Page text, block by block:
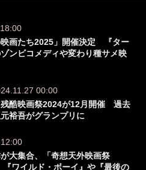
映画たち2025」開催決定 『ター
ンビコメディや変わり種サメ映
00:00
残酷映画祭2024が12月開催 過去
裕吾がグランプリに
大集合、「奇想天外映画祭
ワイルド・ボーイ』や『最後の